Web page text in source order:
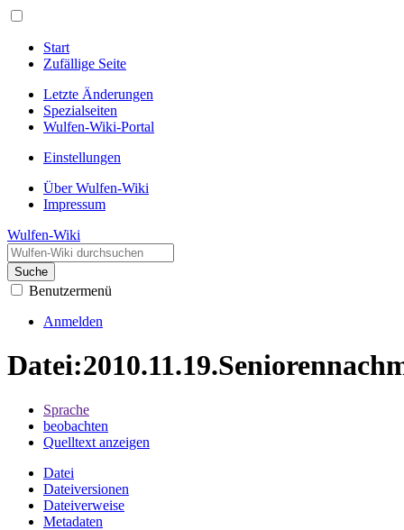
Start
Zufällige Seite
Letzte Änderungen
Spezialseiten
Wulfen-Wiki-Portal
Einstellungen
Über Wulfen-Wiki
Impressum
Wulfen-Wiki
Suche
Benutzermenü
Anmelden
Datei:
Sprache
beobachten
Quelltext anzeigen
Datei
Dateiversionen
Dateiverweise
Metadaten